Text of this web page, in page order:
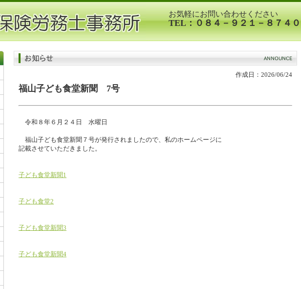
お気軽にお問い合わせください
TEL：０８４－９２１－８７４０
作成日：2026/06/24
福山子ども食堂新聞 7号
令和８年６月２４日 水曜日
福山子ども食堂新聞７号が発行されましたので、私のホームページに
記載させていただきました。
子ども食堂新聞1
子ども食堂2
子ども食堂新聞3
子ども食堂新聞4